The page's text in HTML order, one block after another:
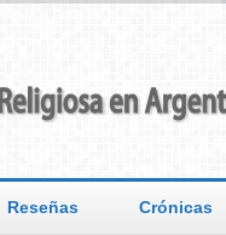
Reseñas Crónicas